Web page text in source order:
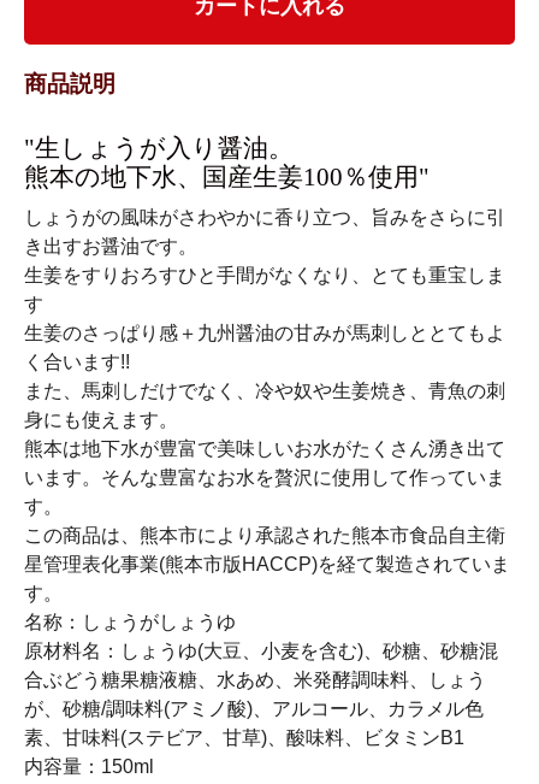
商品説明
"生しょうが入り醤油。
熊本の地下水、国産生姜100％使用"
しょうがの風味がさわやかに香り立つ、旨みをさらに引
き出すお醤油です。
生姜をすりおろすひと手間がなくなり、とても重宝しま
す
生姜のさっぱり感＋九州醤油の甘みが馬刺しととてもよ
く合います!!
また、馬刺しだけでなく、冷や奴や生姜焼き、青魚の刺
身にも使えます。
熊本は地下水が豊富で美味しいお水がたくさん湧き出て
います。そんな豊富なお水を贅沢に使用して作っていま
す。
この商品は、熊本市により承認された熊本市食品自主衛
星管理表化事業(熊本市版HACCP)を経て製造されていま
す。
名称：しょうがしょうゆ
原材料名：しょうゆ(大豆、小麦を含む)、砂糖、砂糖混
合ぶどう糖果糖液糖、水あめ、米発酵調味料、しょう
が、砂糖/調味料(アミノ酸)、アルコール、カラメル色
素、甘味料(ステビア、甘草)、酸味料、ビタミンB1
内容量：150ml